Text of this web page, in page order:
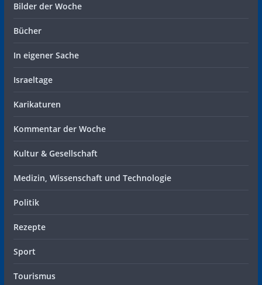
Bilder der Woche
Bücher
In eigener Sache
Israeltage
Karikaturen
Kommentar der Woche
Kultur & Gesellschaft
Medizin, Wissenschaft und Technologie
Politik
Rezepte
Sport
Tourismus